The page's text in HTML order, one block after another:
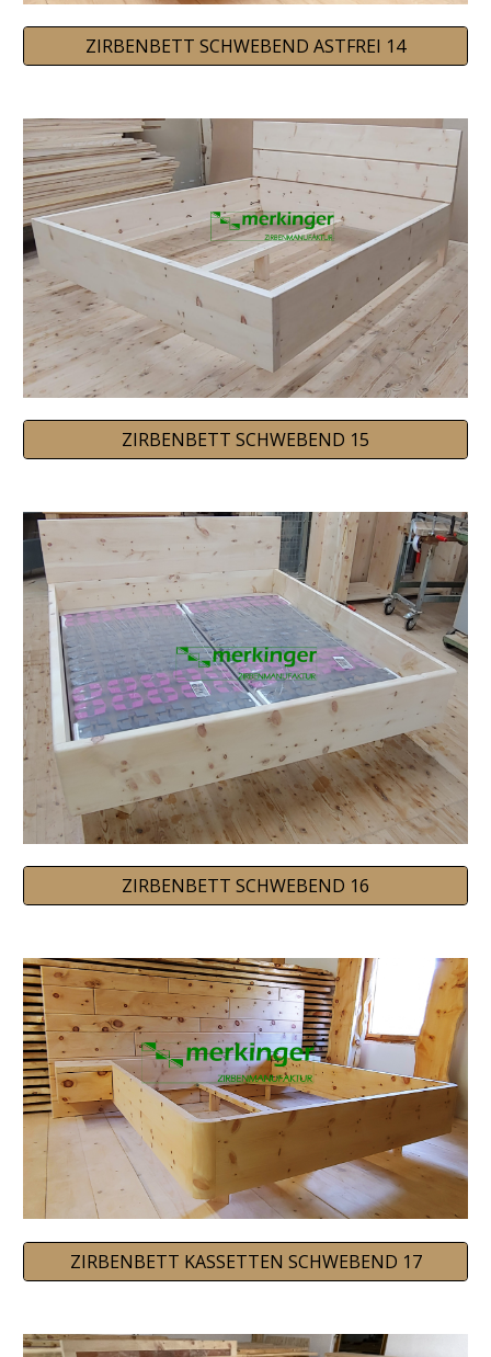
ZIRBENBETT SCHWEBEND ASTFREI 14
ZIRBENBETT SCHWEBEND 15
ZIRBENBETT SCHWEBEND 16
ZIRBENBETT KASSETTEN SCHWEBEND 17